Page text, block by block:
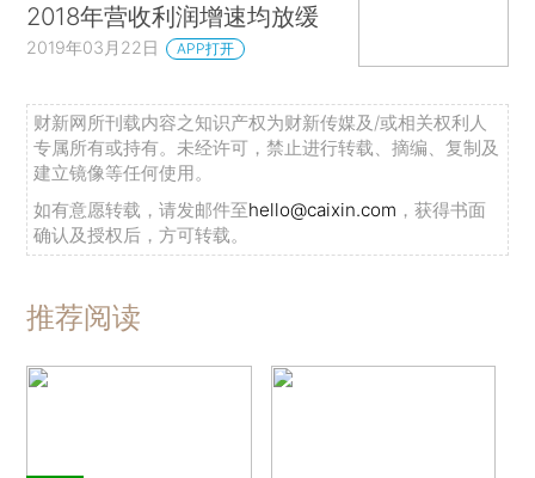
2018年营收利润增速均放缓
2019年03月22日 APP打开
财新网所刊载内容之知识产权为财新传媒及/或相关权利人
专属所有或持有。未经许可，禁止进行转载、摘编、复制及
建立镜像等任何使用。
如有意愿转载，请发邮件至hello@caixin.com ，获得书面
确认及授权后，方可转载。
推荐阅读